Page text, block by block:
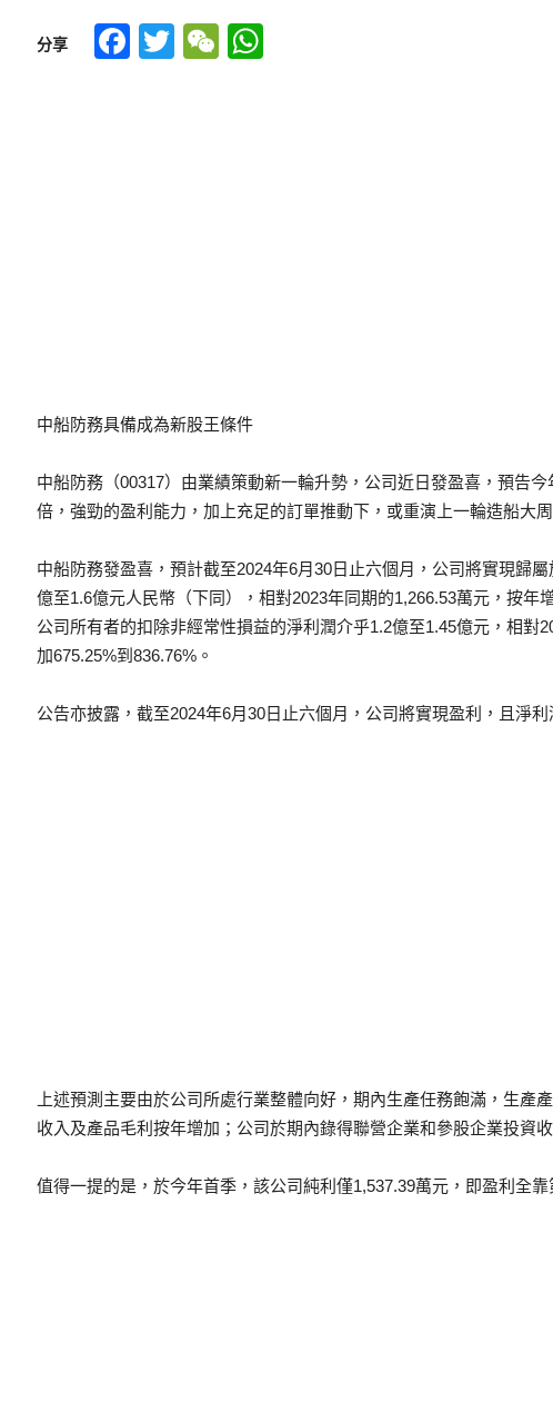
分享 Facebook
TwitterWeChat
中船防務具備成為新股王條件
中船防務（00317）由業績策動新一輪升勢，公司近日發盈喜，預告
倍，強勁的盈利能力，加上充足的訂單推動下，或重演上一輪造船大
中船防務發盈喜，預計截至2024年6月30日止六個月，公司將實現歸
億至1.6億元人民幣（下同），相對2023年同期的1,266.53萬元，按年
公司所有者的扣除非經常性損益的淨利潤介乎1.2億至1.45億元，相對
加675.25%到836.76%。
公告亦披露，截至2024年6月30日止六個月，公司將實現盈利，且淨利
上述預測主要由於公司所處行業整體向好，期內生產任務飽滿，生產
收入及產品毛利按年增加；公司於期內錄得聯營企業和參股企業投資
值得一提的是，於今年首季，該公司純利僅1,537.39萬元，即盈利全